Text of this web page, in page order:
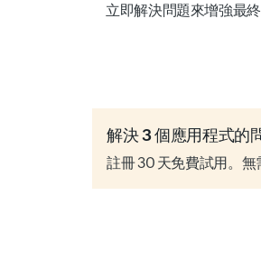
立即解決問題來增強最終
解決 3 個應用程式的
註冊 30 天免費試用。無